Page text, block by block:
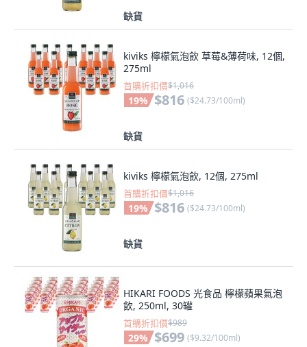
缺貨
kiviks 檸檬氣泡飲 草莓&薄荷味, 12個,
275ml
首購折扣價$1,016
19% $816 ($24.73/100ml)
缺貨
kiviks 檸檬氣泡飲, 12個, 275ml
首購折扣價$1,016
19% $816 ($24.73/100ml)
缺貨
HIKARI FOODS 光食品 檸檬蘋果氣泡
飲, 250ml, 30罐
首購折扣價$989
29% $699 ($9.32/100ml)